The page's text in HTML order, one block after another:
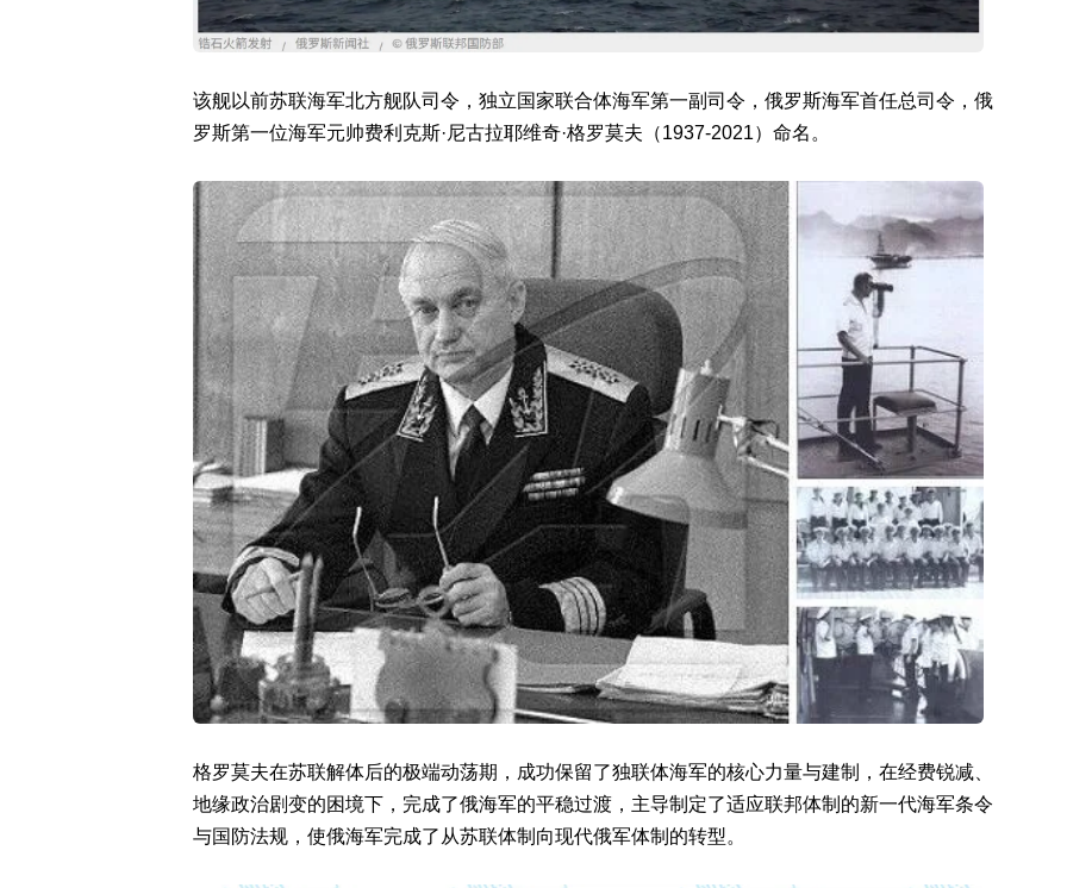
该舰以前苏联海军北方舰队司令，独立国家联合体海军第一副司令，俄罗斯海军首任总司令，俄
罗斯第一位海军元帅费利克斯·尼古拉耶维奇·格罗莫夫（1937-2021）命名。
格罗莫夫在苏联解体后的极端动荡期，成功保留了独联体海军的核心力量与建制，在经费锐减、
地缘政治剧变的困境下，完成了俄海军的平稳过渡，主导制定了适应联邦体制的新一代海军条令
与国防法规，使俄海军完成了从苏联体制向现代俄军体制的转型。